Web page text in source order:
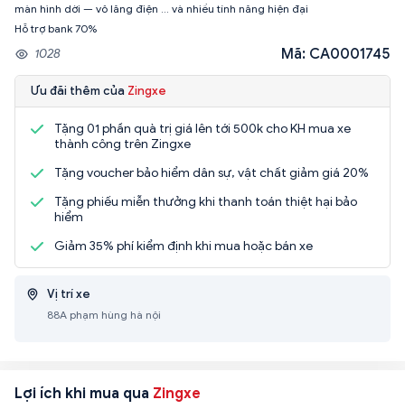
màn hình dời — vô lăng điện … và nhiều tính năng hiện đại
1028 Mã: CA0001745
Ưu đãi thêm của Zingxe
Tặng 01 phần quà trị giá lên tới 500k cho KH mua xe
thành công trên Zingxe
Tặng voucher bảo hiểm dân sự, vật chất giảm giá 20%
Tặng phiếu miễn thưởng khi thanh toán thiệt hại bảo
hiểm
Giảm 35% phí kiểm định khi mua hoặc bán xe
Vị trí xe
88A phạm hùng hà nội
Lợi ích khi mua qua Zingxe